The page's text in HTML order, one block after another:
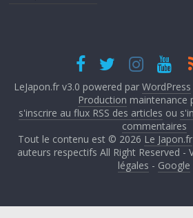
LeJapon.fr v3.0 powered par WordPress
Production maintenance
s'inscrire au flux RSS des articles ou
commentaires
Tout le contenu est © 2026 Le Japon.fr
auteurs respectifs All Right Reserved -
légales - Google